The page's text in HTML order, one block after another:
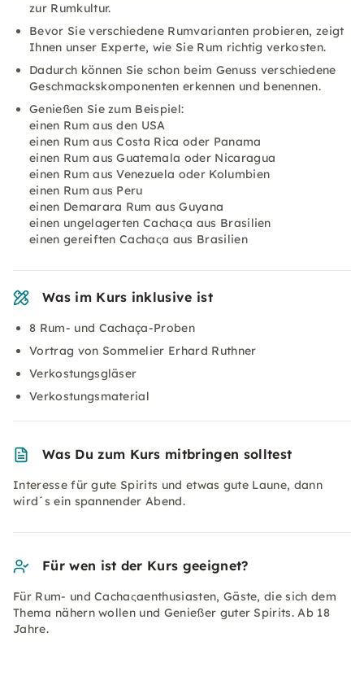
zur Rumkultur.
Bevor Sie verschiedene Rumvarianten probieren, zeigt
Ihnen unser Experte, wie Sie Rum richtig verkosten.
Dadurch können Sie schon beim Genuss verschiedene
Geschmackskomponenten erkennen und benennen.
Genießen Sie zum Beispiel:
einen Rum aus den USA
einen Rum aus Costa Rica oder Panama
einen Rum aus Guatemala oder Nicaragua
einen Rum aus Venezuela oder Kolumbien
einen Rum aus Peru
einen Demarara Rum aus Guyana
einen ungelagerten Cachaςa aus Brasilien
einen gereiften Cachaςa aus Brasilien
Was im Kurs inklusive ist
8 Rum- und Cachaça-Proben
Vortrag von Sommelier Erhard Ruthner
Verkostungsgläser
Verkostungsmaterial
Was Du zum Kurs mitbringen solltest
Interesse für gute Spirits und etwas gute Laune, dann
wird´s ein spannender Abend.
Für wen ist der Kurs geeignet?
Für Rum- und Cachaςaenthusiasten, Gäste, die sich dem
Thema nähern wollen und Genießer guter Spirits. Ab 18
Jahre.